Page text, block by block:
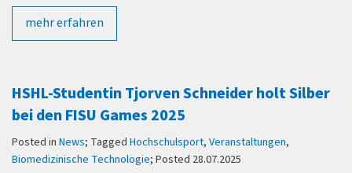
mehr erfahren
HSHL-Studentin Tjorven Schneider holt Silber
bei den FISU Games 2025
Posted in News; Tagged Hochschulsport, Veranstaltungen,
Biomedizinische Technologie; Posted 28.07.2025